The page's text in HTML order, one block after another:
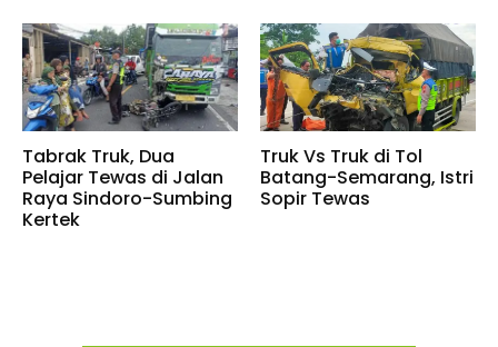
Tabrak Truk, Dua
Pelajar Tewas di Jalan
Raya Sindoro-Sumbing
Kertek
Truk Vs Truk di Tol
Batang-Semarang, Istri
Sopir Tewas